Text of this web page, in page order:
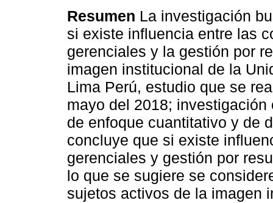
Resumen La investigación
si existe influencia entre las
gerenciales y la gestión por
imagen institucional de la
Lima Perú, estudio que se
mayo del 2018;
de enfoque cuantitativo y de
concluye que si existe
gerenciales y gestión por
lo que se sugiere se
sujetos activos de la imagen